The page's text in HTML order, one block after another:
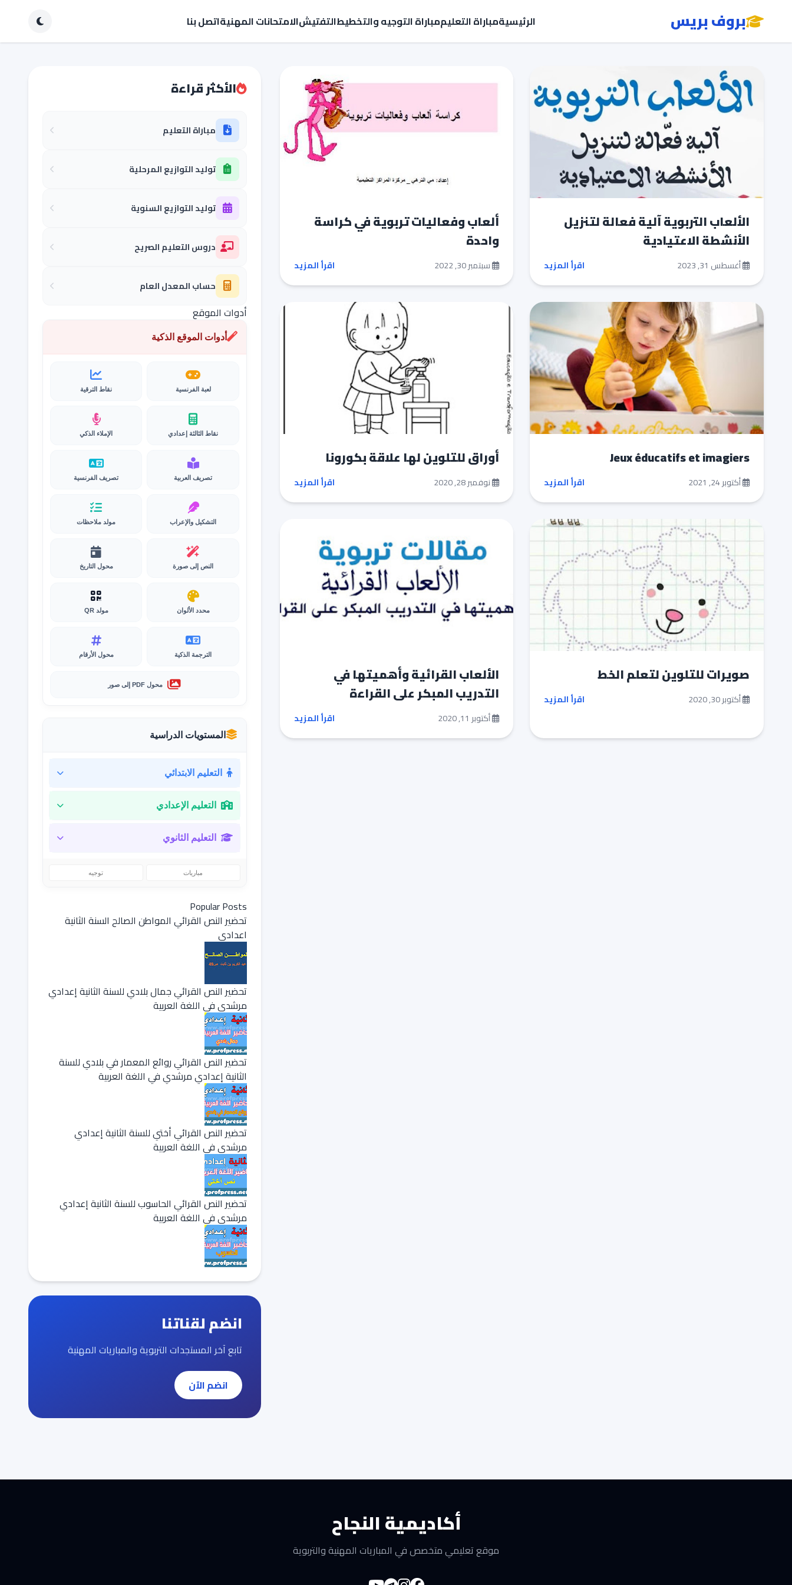
بروف بريس الرئيسيةمباراة التعليممباراة التوجيه والتخطيطالتفتيشالامتحانات المهنيةاتصل بنا
الألعاب التربوية آلية فعالة لتنزيل
الأنشطة الاعتيادية
أغسطس 31, 2023 اقرأ المزيد
ألعاب وفعاليات تربوية في كراسة
واحدة
سبتمبر 30, 2022 اقرأ المزيد
Jeux éducatifs et imagiers
أكتوبر 24, 2021 اقرأ المزيد
أوراق للتلوين لها علاقة بكورونا
نوفمبر 28, 2020 اقرأ المزيد
صويرات للتلوين لتعلم الخط
أكتوبر 30, 2020 اقرأ المزيد
الألعاب القرائية وأهميتها في
التدريب المبكر على القراءة
أكتوبر 11, 2020 اقرأ المزيد
الأكثر قراءة
مباراة التعليم
توليد التوازيع المرحلية
توليد التوازيع السنوية
دروس التعليم الصريح
حساب المعدل العام
أدوات الموقع
أدوات الموقع الذكية
لعبة الفرنسية نقاط الترقية
نقاط الثالثة إعدادي الإملاء الذكي
تصريف العربية تصريف الفرنسية
التشكيل والإعراب مولد ملاحظات
النص إلى صورة محول التاريخ
محدد الألوان مولد QR
الترجمة الذكية محول الأرقام
محول PDF إلى صور
المستويات الدراسية
التعليم الابتدائي
التعليم الإعدادي
التعليم الثانوي
مباريات توجيه
Popular Posts
تحضير النص القرائي المواطن الصالح السنة الثانية
اعدادي
تحضير النص القرائي جمال بلادي للسنة الثانية إعدادي
مرشدي في اللغة العربية
تحضير النص القرائي روائع المعمار في بلادي للسنة
الثانية إعدادي مرشدي في اللغة العربية
تحضير النص القرائي أختي للسنة الثانية إعدادي
مرشدي في اللغة العربية
تحضير النص القرائي الحاسوب للسنة الثانية إعدادي
مرشدي في اللغة العربية
انضم لقناتنا
تابع آخر المستجدات التربوية والمباريات المهنية
انضم الآن
أكاديمية النجاح
موقع تعليمي متخصص في المباريات المهنية والتربوية